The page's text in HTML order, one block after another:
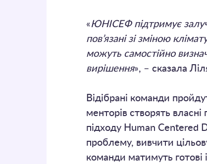
«ЮНІСЕФ підтримує
пов’язані зі зміною
можуть самостійно
вирішення», – сказала
Відібрані команди
менторів створять
підходу Human Centered
проблему, вивчити
команди матимуть готові